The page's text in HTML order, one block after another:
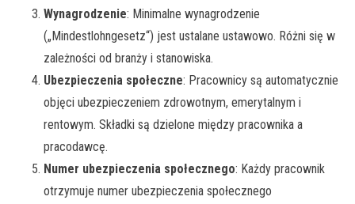
Wynagrodzenie: Minimalne wynagrodzenie
(„Mindestlohngesetz“) jest ustalane ustawowo. Różni się w
zależności od branży i stanowiska.
Ubezpieczenia społeczne: Pracownicy są automatycznie
objęci ubezpieczeniem zdrowotnym, emerytalnym i
rentowym. Składki są dzielone między pracownika a
pracodawcę.
Numer ubezpieczenia społecznego: Każdy pracownik
otrzymuje numer ubezpieczenia społecznego